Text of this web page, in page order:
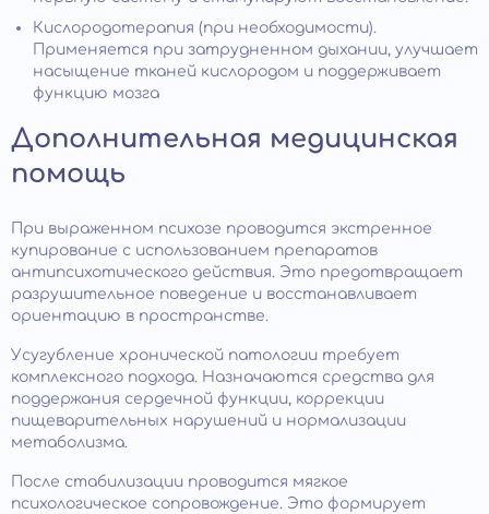
Кислородотерапия (при необходимости).
Применяется при затрудненном дыхании, улучшает
насыщение тканей кислородом и поддерживает
функцию мозга
Дополнительная медицинская
помощь
При выраженном психозе проводится экстренное
купирование с использованием препаратов
антипсихотического действия. Это предотвращает
разрушительное поведение и восстанавливает
ориентацию в пространстве.
Усугубление хронической патологии требует
комплексного подхода. Назначаются средства для
поддержания сердечной функции, коррекции
пищеварительных нарушений и нормализации
метаболизма.
После стабилизации проводится мягкое
психологическое сопровождение. Это формирует